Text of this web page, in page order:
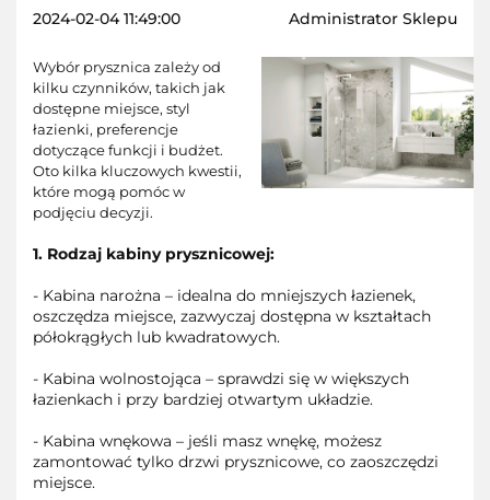
2024-02-04 11:49:00 Administrator Sklepu
Wybór prysznica zależy od
kilku czynników, takich jak
dostępne miejsce, styl
łazienki, preferencje
dotyczące funkcji i budżet.
Oto kilka kluczowych kwestii,
które mogą pomóc w
podjęciu decyzji.
1. Rodzaj kabiny prysznicowej:
- Kabina narożna – idealna do mniejszych łazienek,
oszczędza miejsce, zazwyczaj dostępna w kształtach
półokrągłych lub kwadratowych.
- Kabina wolnostojąca – sprawdzi się w większych
łazienkach i przy bardziej otwartym układzie.
- Kabina wnękowa – jeśli masz wnękę, możesz
zamontować tylko drzwi prysznicowe, co zaoszczędzi
miejsce.